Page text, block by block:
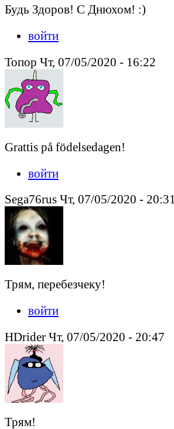
Будь Здоров! С Днюхом! :)
войти
Топоp Чт, 07/05/2020 - 16:22
Grattis på födelsedagen!
войти
Sega76rus Чт, 07/05/2020 - 20:31
Трям, перебезчеку!
войти
HDrider Чт, 07/05/2020 - 20:47
Трям!